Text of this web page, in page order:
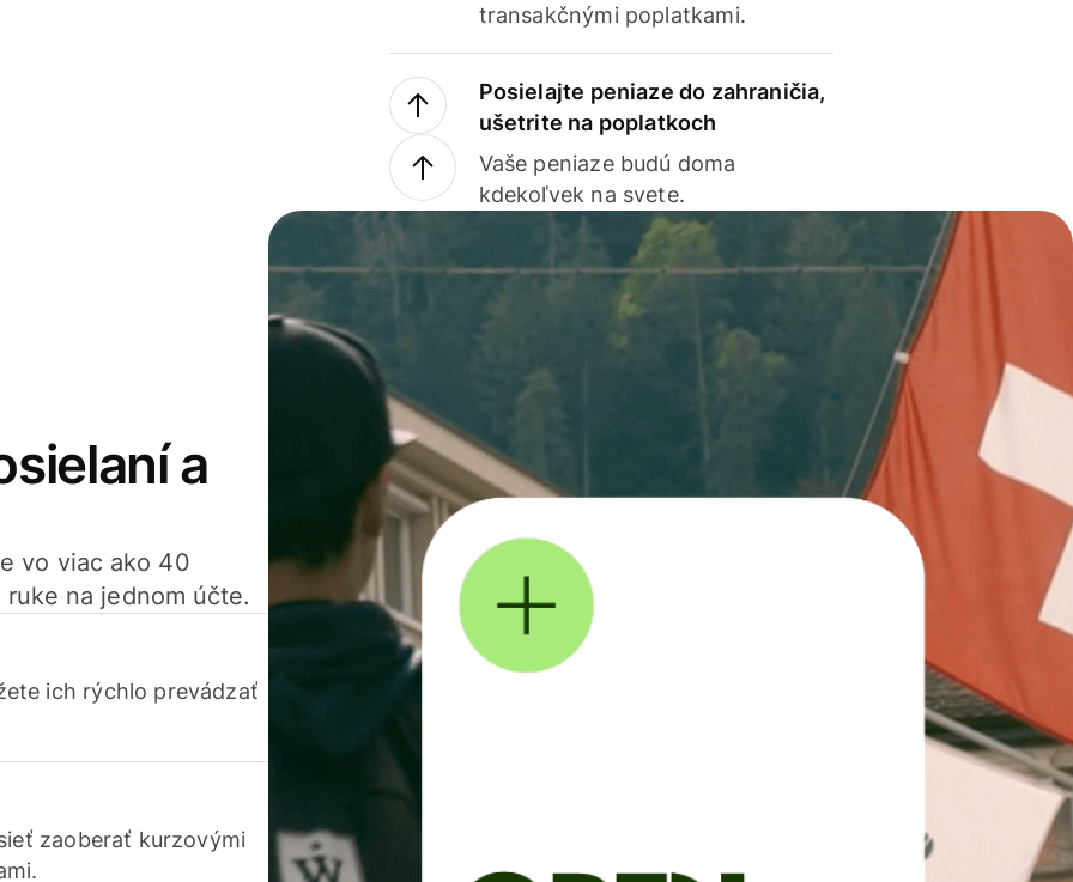
transakčnými poplatkami.
Posielajte peniaze do zahraničia,
ušetrite na poplatkoch
Vaše peniaze budú doma
kdekoľvek na svete.
a
vo viac ako 40
na jednom účte.
ich rýchlo prevádzať
zaoberať kurzovými